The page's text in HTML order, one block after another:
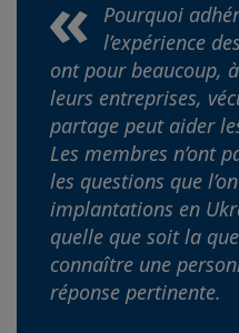
Pourquoi
l’expérience
ont pour beaucoup,
leurs entreprises,
partage peut aider
Les membres n’ont
les questions que
implantations en
quelle que soit la
connaître une
réponse pertinente.